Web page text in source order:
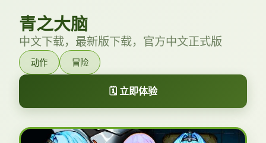
青之大脑
中文下载，最新版下载，官方中文正式版
动作 冒险
🗓️ 立即体验